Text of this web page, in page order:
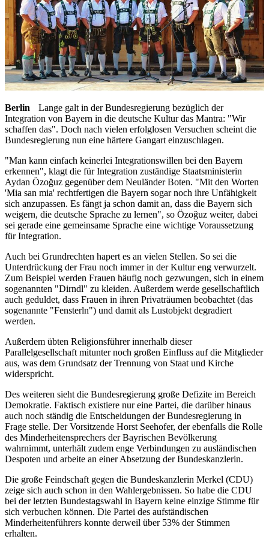
Berlin
Lange galt in der Bundesregierung bezüglich der
Integration von Bayern in die deutsche Kultur das Mantra: "Wir
schaffen das". Doch nach vielen erfolglosen Versuchen scheint die
Bundesregierung nun eine härtere Gangart einzuschlagen.
"Man kann einfach keinerlei Integrationswillen bei den Bayern
erkennen", klagt die für Integration zuständige Staatsministerin
Aydan Özoğuz gegenüber dem Neuländer Boten. "Mit den Worten
'Mia san mia' rechtfertigen die Bayern sogar noch ihre Unfähigkeit
sich anzupassen. Es fängt ja schon damit an, dass die Bayern sich
weigern, die deutsche Sprache zu lernen", so Özoğuz weiter, dabei
sei gerade eine gemeinsame Sprache eine wichtige Voraussetzung
für Integration.
Auch bei Grundrechten hapert es an vielen Stellen. So sei die
Unterdrückung der Frau noch immer in der Kultur eng verwurzelt.
Zum Beispiel werden Frauen häufig noch gezwungen, sich in einem
sogenannten "Dirndl" zu kleiden. Außerdem werde gesellschaftlich
auch geduldet, dass Frauen in ihren Privaträumen beobachtet (das
sogenannte "Fensterln") und damit als Lustobjekt degradiert
werden.
Außerdem übten Religionsführer innerhalb dieser
Parallelgesellschaft mitunter noch großen Einfluss auf die Mitglieder
aus, was dem Grundsatz der Trennung von Staat und Kirche
widerspricht.
Des weiteren sieht die Bundesregierung große Defizite im Bereich
Demokratie. Faktisch existiere nur eine Partei, die darüber hinaus
auch noch ständig die Entscheidungen der Bundesregierung in
Frage stelle. Der Vorsitzende Horst Seehofer, der ebenfalls die Rolle
des Minderheitensprechers der Bayrischen Bevölkerung
wahrnimmt, unterhält zudem enge Verbindungen zu ausländischen
Despoten und arbeite an einer Absetzung der Bundeskanzlerin.
Die große Feindschaft gegen die Bundeskanzlerin Merkel (CDU)
zeige sich auch schon in den Wahlergebnissen. So habe die CDU
bei der letzten Bundestagswahl in Bayern keine einzige Stimme für
sich verbuchen können. Die Partei des aufständischen
Minderheitenführers konnte derweil über 53% der Stimmen
erhalten.